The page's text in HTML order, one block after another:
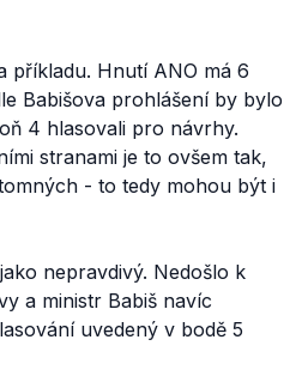
příkladu. Hnutí ANO má 6
Babišova prohlášení by bylo
4 hlasovali pro návrhy.
stranami je to ovšem tak,
- to tedy mohou být i
nepravdivý. Nedošlo k
a ministr Babiš navíc
uvedený v bodě 5